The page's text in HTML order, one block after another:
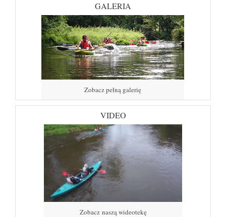
GALERIA
Zobacz pełną galerię
VIDEO
Zobacz naszą wideotekę